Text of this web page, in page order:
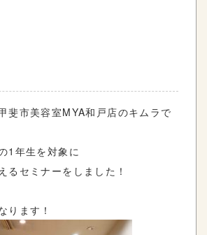
斐市美容室MYA和戸店のキムラで
1年生を対象に
るセミナーをしました！
ります！